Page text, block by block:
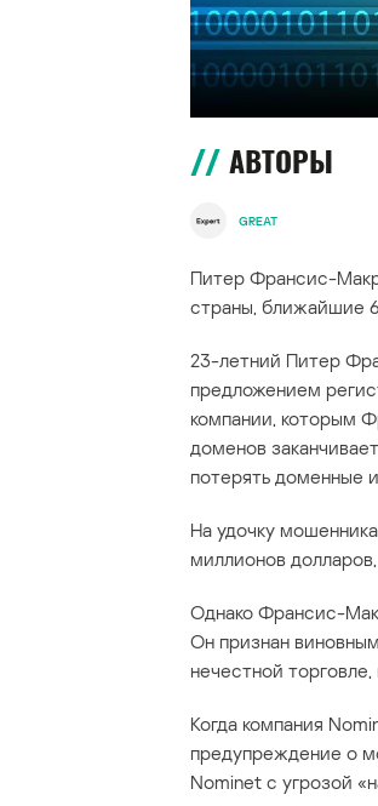
АВТОРЫ
GREAT
Питер Франсис-
страны, ближайшие
23-летний Питер
предложением
компании, которым
доменов
потерять доменные
На удочку
миллионов
Однако Франсис-
Он признан
нечестной
Когда компания
предупреждение о
Nominet с угрозой